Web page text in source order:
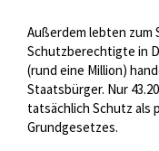
Außerdem lebten zum
Schutzberechtigte in
(rund eine Million)
Staatsbürger. Nur
tatsächlich Schutz als
Grundgesetzes.